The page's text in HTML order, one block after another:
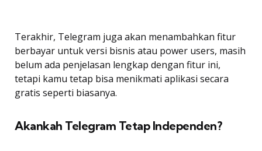
Terakhir, Telegram juga akan menambahkan fitur
berbayar untuk versi bisnis atau power users, masih
belum ada penjelasan lengkap dengan fitur ini,
tetapi kamu tetap bisa menikmati aplikasi secara
gratis seperti biasanya.
Akankah Telegram Tetap Independen?